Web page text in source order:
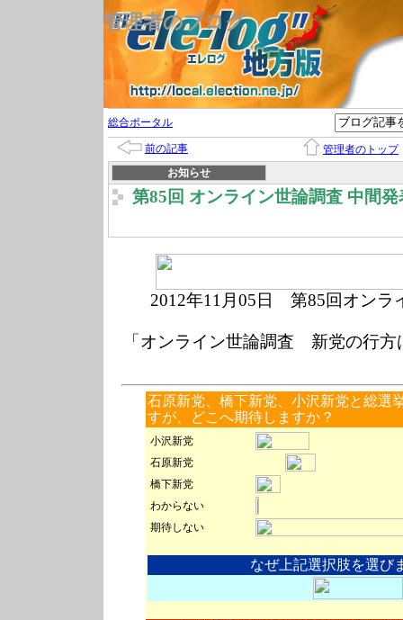
管理者のブログ
総合ポータル
前の記事
管理者のトップ
お知らせ
第85回 オンライン世論調査 中間発
2012年1 1月05 日 第85回オンラ
「オンライン世論調査 新党の行方
石原新党、橋下新党、小沢新党と総選
すが、どこへ期待しますか？
小沢新党
石原新党
橋下新党
わからない
期待しない
なぜ上記選択肢を選び